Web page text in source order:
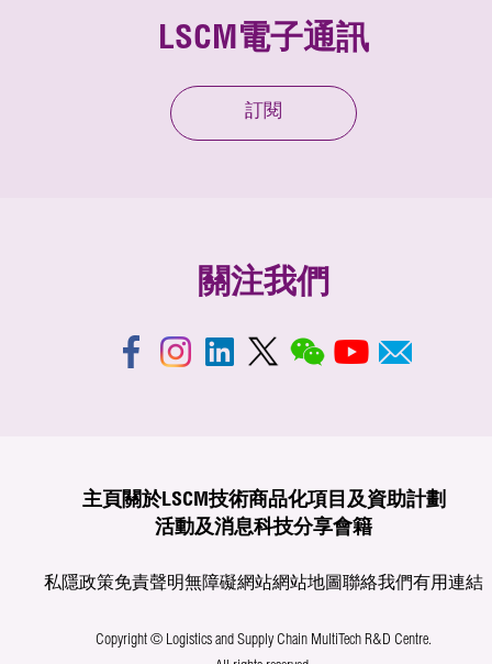
LSCM電子通訊
訂閱
關注我們
主頁 關於LSCM技術商品化項目及資助計劃
活動及消息科技分享會籍
私隱政策免責聲明無障礙網站網站地圖聯絡我們有用連結
Copyright © Logistics and Supply Chain MultiTech R&D Centre.